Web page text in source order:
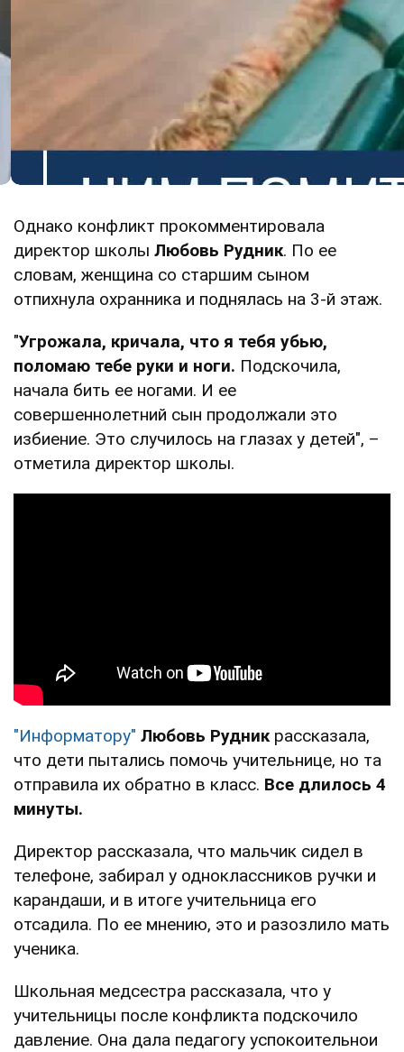
Однако конфликт прокомментировала
директор школы Любовь Рудник. По ее
словам, женщина со старшим сыном
отпихнула охранника и поднялась на 3-й этаж.
"Угрожала, кричала, что я тебя убью,
поломаю тебе руки и ноги. Подскочила,
начала бить ее ногами. И ее
совершеннолетний сын продолжали это
избиение. Это случилось на глазах у детей", –
отметила директор школы.
"Информатору" Любовь Рудникрассказала,
что дети пытались помочь учительнице, но та
отправила их обратно в класс. Все длилось 4
минуты.
Директор рассказала, что мальчик сидел в
телефоне, забирал у одноклассников ручки и
карандаши, и в итоге учительница его
отсадила. По ее мнению, это и разозлило мать
ученика.
Школьная медсестра рассказала, что у
учительницы после конфликта подскочило
давление. Она дала педагогу успокоительнои